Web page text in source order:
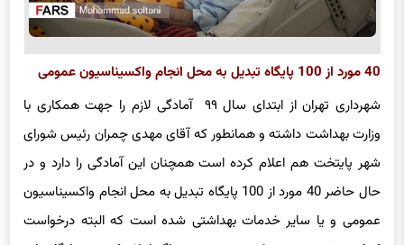
40 مورد از 100 پایگاه تبدیل به محل انجام واکسیناسیون عمومی
شهرداری تهران از ابتدای سال ۹۹ آمادگی لازم را جهت همکاری با
وزارت بهداشت داشته و همانطور که آقای مهدی چمران رئیس شورای
شهر پایتخت هم اعلام کرده است همچنان این آمادگی را دارد و در
حال حاضر 40 مورد از 100 پایگاه تبدیل به محل انجام واکسیناسیون
عمومی و یا سایر خدمات بهداشتی شده است که البته درخواست